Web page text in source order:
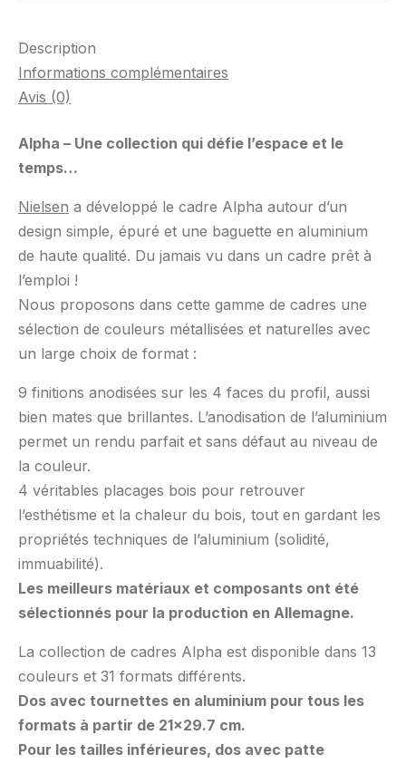
Description
Informations complémentaires
Avis (0)
Alpha – Une collection qui défie l’espace et le
temps…
Nielsen a développé le cadre Alpha autour d’un
design simple, épuré et une baguette en aluminium
de haute qualité. Du jamais vu dans un cadre prêt à
l’emploi !
Nous proposons dans cette gamme de cadres une
sélection de couleurs métallisées et naturelles avec
un large choix de format :
9 finitions anodisées sur les 4 faces du profil, aussi
bien mates que brillantes. L’anodisation de l’aluminium
permet un rendu parfait et sans défaut au niveau de
la couleur.
4 véritables placages bois pour retrouver
l’esthétisme et la chaleur du bois, tout en gardant les
propriétés techniques de l’aluminium (solidité,
immuabilité).
Les meilleurs matériaux et composants ont été
sélectionnés pour la production en Allemagne.
La collection de cadres Alpha est disponible dans 13
couleurs et 31 formats différents.
Dos avec tournettes en aluminium pour tous les
formats à partir de 21×29.7 cm.
Pour les tailles inférieures, dos avec patte